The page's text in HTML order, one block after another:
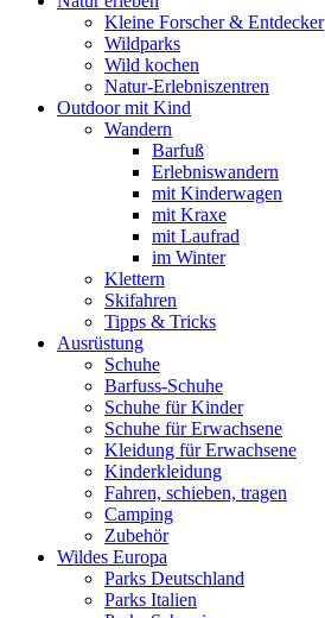
Kleine Forscher & Entdecker
Wildparks
Wild kochen
Natur-Erlebniszentren
Outdoor mit Kind
Wandern
Barfuß
Erlebniswandern
mit Kinderwagen
mit Kraxe
mit Laufrad
im Winter
Klettern
Skifahren
Tipps & Tricks
Ausrüstung
Schuhe
Barfuss-Schuhe
Schuhe für Kinder
Schuhe für Erwachsene
Kleidung für Erwachsene
Kinderkleidung
Fahren, schieben, tragen
Camping
Zubehör
Wildes Europa
Parks Deutschland
Parks Italien